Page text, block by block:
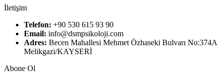
İletişim
Telefon: +90 530 615 93 90
Email: info@dsmpsikoloji.com
Adres: Becen Mahallesi Mehmet Özhaseki Bulvarı No:374A
Melikgazi/KAYSERİ
Abone Ol